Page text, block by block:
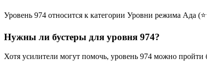
Уровень 974 относится к категории Уровни режима Ада
Нужны ли бустеры для уровня 974?
Хотя усилители могут помочь, уровень 974 можно